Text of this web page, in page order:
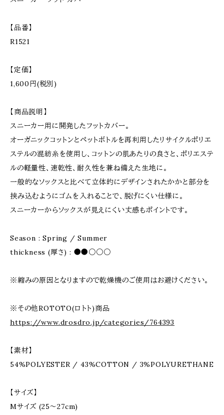
【品番】
R1521
【定価】
1,600円(税別)
【商品説明】
スニーカー用に開発したフットカバー。
オーガニックコットンとペットボトルを再利用したリサイクルポリエ
ステルの混紡糸を使用し、コットンの肌あたりの良さと、ポリエステ
ルの軽量性、速乾性、耐久性を兼ね備えた生地に。
一般的なソックスと比べて立体的にデザインされたかかと部分を
挟み込むようにゴムを入れることで、脱げにくい仕様に。
スニーカーからソックスが見えにくい丈感もポイントです。
Season : Spring / Summer
thickness (厚さ) : ●●○○○
※縮みの原因となりますので乾燥機のご使用はお避けください。
※その他ROTOTO(ロトト)商品
https://www.drosdro.jp/categories/764393
【素材】
54%POLYESTER / 43%COTTON / 3%POLYURETHANE
【サイズ】
Mサイズ (25～27cm)